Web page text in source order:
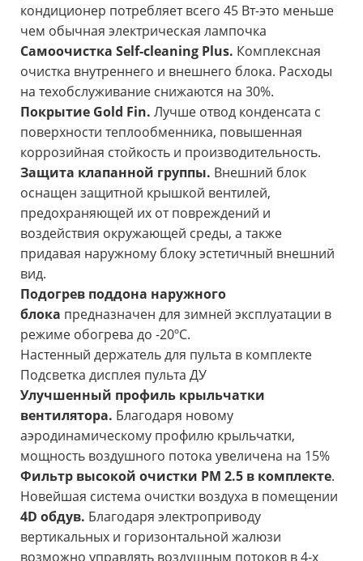
кондиционер потребляет всего 45 Вт-это меньше
чем обычная электрическая лампочка
Самоочистка Self-cleaning Plus. Комплексная
очистка внутреннего и внешнего блока. Расходы
на техобслуживание снижаются на 30%.
Покрытие Gold Fin. Лучше отвод конденсата с
поверхности теплообменника, повышенная
коррозийная стойкость и производительность.
Защита клапанной группы. Внешний блок
оснащен защитной крышкой вентилей,
предохраняющей их от повреждений и
воздействия окружающей среды, а также
придавая наружному блоку эстетичный внешний
вид.
Подогрев поддона наружного
блока предназначен для зимней эксплуатации в
режиме обогрева до -20ºС.
Настенный держатель для пульта в комплекте
Подсветка дисплея пульта ДУ
Улучшенный профиль крыльчатки
вентилятора. Благодаря новому
аэродинамическому профилю крыльчатки,
мощность воздушного потока увеличена на 15%
Фильтр высокой очистки PM 2.5 в комплекте.
Новейшая система очистки воздуха в помещении
4D обдув. Благодаря электроприводу
вертикальных и горизонтальной жалюзи
возможно управлять воздушным потоков в 4-х